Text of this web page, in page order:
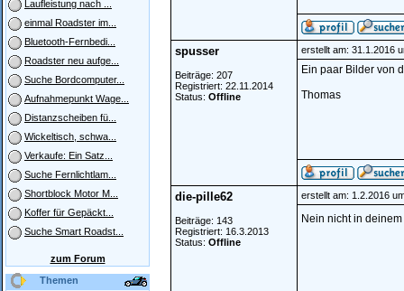
Laufleistung nach ...
einmal Roadster im...
Bluetooth-Fernbedi...
Roadster neu aufge...
Suche Bordcomputer...
Aufnahmepunkt Wage...
Distanzscheiben fü...
Wickeltisch, schwa...
Verkaufe: Ein Satz...
Suche Fernlichtlam...
Shortblock Motor M...
Koffer für Gepäckt...
Suche Smart Roadst...
zum Forum
Themen
spusser
Beiträge: 207
Registriert: 22.11.2014
Status: Offline
erstellt am: 31.1.2016
Ein paar Bilder von
Thomas
die-pille62
Beiträge: 143
Registriert: 16.3.2013
Status: Offline
erstellt am: 1.2.2016
Nein nicht in